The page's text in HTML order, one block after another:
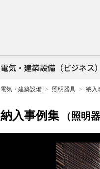
電気・建築設備（ビジネス）
電気・建築設備 照明器具 納入
納入事例集 （照明